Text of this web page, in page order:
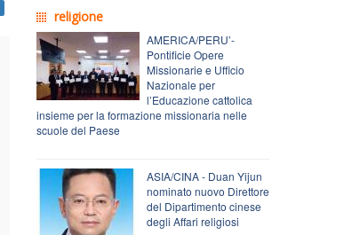
religione
AMERICA/PERU’-
Pontificie Opere
Missionarie e Ufficio
Nazionale per
l’Educazione cattolica
insieme per la formazione missionaria nelle
scuole del Paese
ASIA/CINA - Duan Yijun
nominato nuovo Direttore
del Dipartimento cinese
degli Affari religiosi